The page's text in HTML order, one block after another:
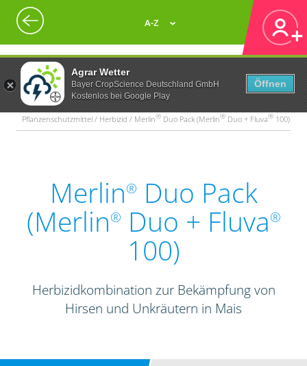
Agrar Wetter
Bayer CropScience Deutschland GmbH
Kostenlos bei Google Play
Öffnen
A-Z
Pflanzenschutzmittel / Herbizid / Merlin® Duo Pack (Merlin® Duo + Fluva® 100)
Merlin® Duo Pack
(Merlin® Duo + Fluva®
100)
Herbizidkombination zur Bekämpfung von
Hirsen und Unkräutern in Mais